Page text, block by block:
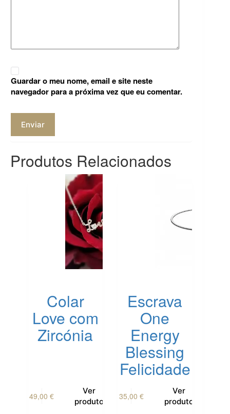
Guardar o meu nome, email e site neste
navegador para a próxima vez que eu comentar.
Enviar
Produtos Relacionados
Colar
Love com
Zircónia
49,00€
Ver
produto
product
Escrava
One
Energy
Blessing
Felicidade
35,00 €
Ver
produto